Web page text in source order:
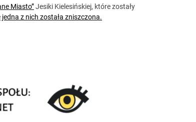
Miasto”Jesiki Kielesińskiej, które zostały
jedna z nich została zniszczona.